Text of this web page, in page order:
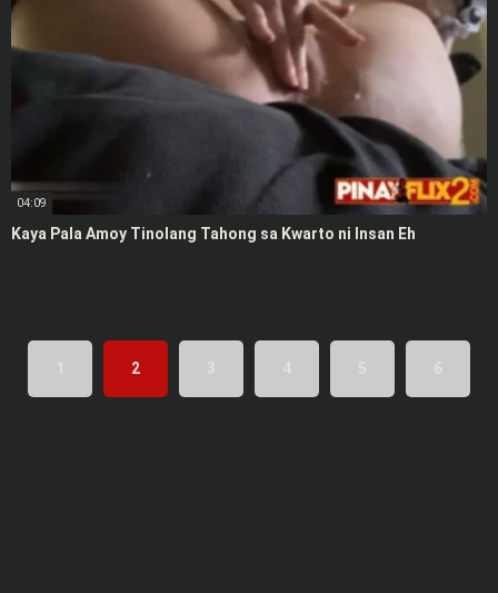
04:09
Kaya Pala Amoy Tinolang Tahong sa Kwarto ni Insan Eh
1 2 3 4 5 6